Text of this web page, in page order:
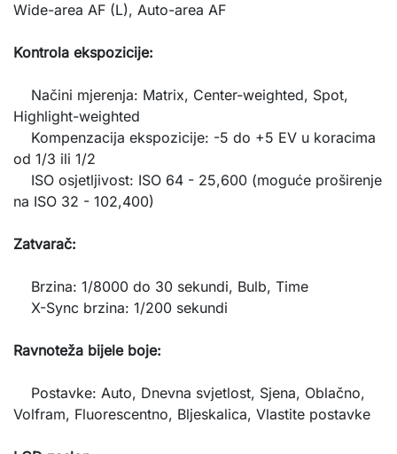
Wide-area AF (L), Auto-area AF
Kontrola ekspozicije:
Načini mjerenja: Matrix, Center-weighted, Spot,
Highlight-weighted
Kompenzacija ekspozicije: -5 do +5 EV u koracima
od 1/3 ili 1/2
ISO osjetljivost: ISO 64 - 25,600 (moguće proširenje
na ISO 32 - 102,400)
Zatvarač:
Brzina: 1/8000 do 30 sekundi, Bulb, Time
X-Sync brzina: 1/200 sekundi
Ravnoteža bijele boje:
Postavke: Auto, Dnevna svjetlost, Sjena, Oblačno,
Volfram, Fluorescentno, Bljeskalica, Vlastite postavke